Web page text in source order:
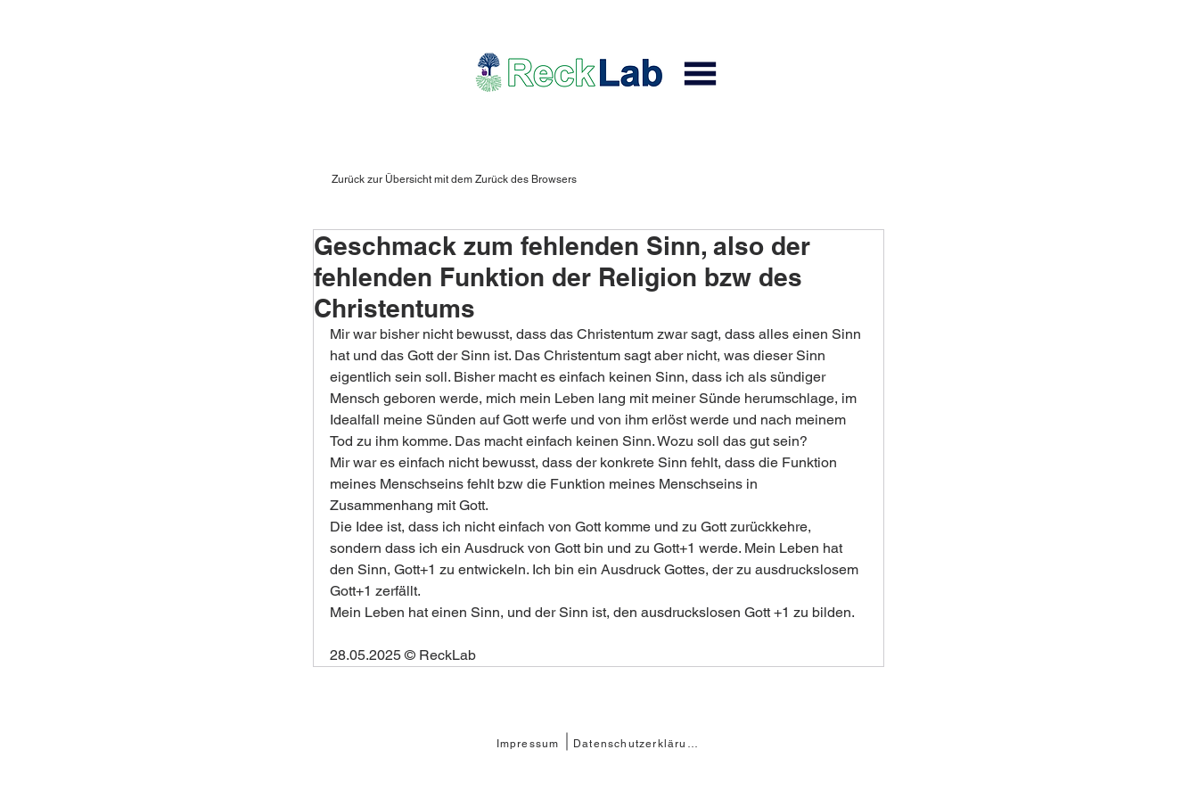
Zurück zur Übersicht mit dem Zurück des Browsers
Geschmack zum fehlenden Sinn, also der
fehlenden Funktion der Religion bzw des
Christentums
Mir war bisher nicht bewusst, dass das Christentum zwar sagt, dass alles einen Sinn
hat und das Gott der Sinn ist. Das Christentum sagt aber nicht, was dieser Sinn
eigentlich sein soll. Bisher macht es einfach keinen Sinn, dass ich als sündiger
Mensch geboren werde, mich mein Leben lang mit meiner Sünde herumschlage, im
Idealfall meine Sünden auf Gott werfe und von ihm erlöst werde und nach meinem
Tod zu ihm komme. Das macht einfach keinen Sinn. Wozu soll das gut sein?
Mir war es einfach nicht bewusst, dass der konkrete Sinn fehlt, dass die Funktion
meines Menschseins fehlt bzw die Funktion meines Menschseins in
Zusammenhang mit Gott.
Die Idee ist, dass ich nicht einfach von Gott komme und zu Gott zurückkehre,
sondern dass ich ein Ausdruck von Gott bin und zu Gott+1 werde. Mein Leben hat
den Sinn, Gott+1 zu entwickeln. Ich bin ein Ausdruck Gottes, der zu ausdruckslosem
Gott+1 zerfällt.
Mein Leben hat einen Sinn, und der Sinn ist, den ausdruckslosen Gott +1 zu bilden.
28.05.2025 © ReckLab
Impressum